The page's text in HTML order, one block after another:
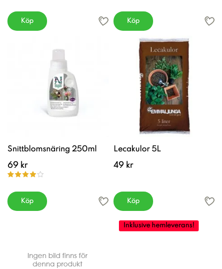
Köp Köp
Snittblomsnäring 250ml
69 kr
Köp
Lecakulor 5L
49 kr
Köp
Inklusive hemleverans!